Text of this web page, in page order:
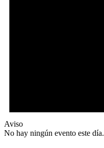
Aviso
No hay ningún evento este día.